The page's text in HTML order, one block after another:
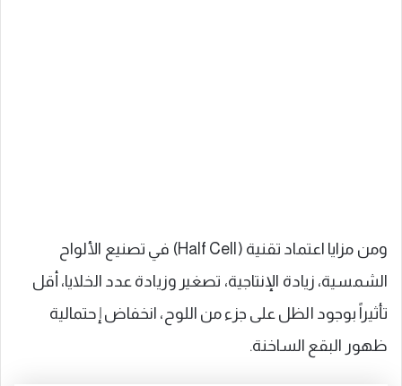
ومن مزايا اعتماد تقنية (Half Cell) في تصنيع الألواح
الشمسية، زيادة الإنتاجية، تصغير وزيادة عدد الخلايا، أقل
تأثيراً بوجود الظل على جزء من اللوح، انخفاض إحتمالية
ظهور البقع الساخنة.